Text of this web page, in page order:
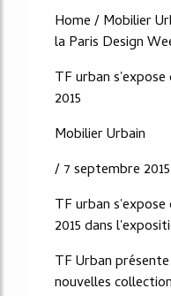
Home / Mobilier
la Paris Design
TF urban
2015
Mobilier Urbain
/ 7 septembre 2015
TF urban
2015 dans
TF Urban
nouvelles